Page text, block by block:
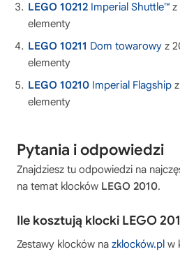
LEGO 10212 Imperial Shuttle™ z
elementy
LEGO 10211 Dom towarowy z
elementy
LEGO 10210 Imperial Flagship
elementy
Pytania i odpowiedzi
Znajdziesz tu odpowiedzi na
na temat klocków LEGO 2010.
Ile kosztują klocki LEGO
Zestawy klocków na zklocków.pl w